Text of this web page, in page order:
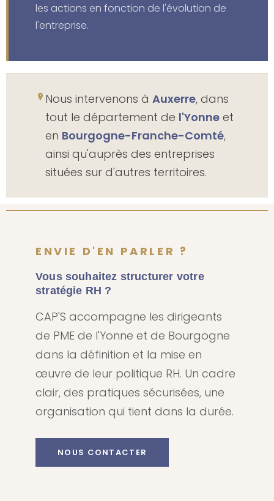
les actions en fonction de l'évolution de
l'entreprise.
Nous intervenons à Auxerre, dans
tout le département de l'Yonne et
en Bourgogne-Franche-Comté,
ainsi qu'auprès des entreprises
situées sur d'autres territoires.
ENVIE D'EN PARLER ?
Vous souhaitez structurer votre
stratégie RH ?
CAP'S accompagne les dirigeants
de PME de l'Yonne et de Bourgogne
dans la définition et la mise en
œuvre de leur politique RH. Un cadre
clair, des pratiques sécurisées, une
organisation qui tient dans la durée.
NOUS CONTACTER